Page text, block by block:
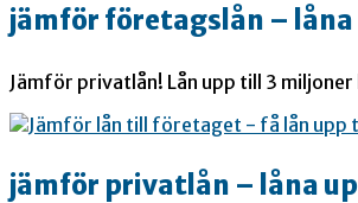
jämför företagslån – låna
Jämför privatlån! Lån upp till 3
jämför privatlån – låna